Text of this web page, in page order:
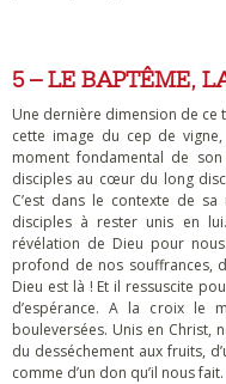
5 – LE BAPTÊME,
Une dernière dimension de ce
cette image du cep de
moment fondamental de
disciples au cœur du long
C’est dans le contexte de
disciples à rester unis en
révélation de Dieu pour
profond de nos souffrances,
Dieu est là ! Et il ressuscite
d’espérance. A la croix le
bouleversées. Unis en Christ,
du desséchement aux fruits,
comme d’un don qu’il nous fait.